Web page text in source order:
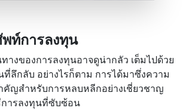
ท์การลงทุน
างของการลงทุนอาจดูน่ากลัว เต็มไปด้วย
ที่ลึกลับ อย่างไรก็ตาม การได้มาซึ่งความ
คัญสําหรับการหลบหลีกอย่างเชี่ยวชาญ
ารลงทุนที่ซับซ้อน